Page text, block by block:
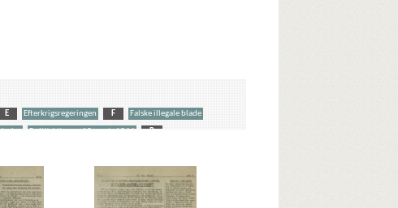
E Efterkrigsregeringen F
Falske illegale blade
Politiaktionen 19. sept. 1944
R
Associated Press
Astaire, Fred, danser